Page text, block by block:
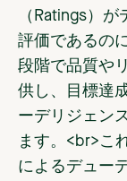
（Ratings）
評価であるの
段階で品質や
供し、目標達
ーデリジェン
ます。<br>こ
によるデュー